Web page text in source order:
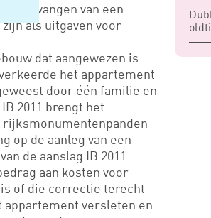
vervangen van een
als uitgaven voor
dat aangewezen is
het appartement
door één familie en
2011 brengt het
rijksmonumentenpanden
op de aanleg van een
de aanslag IB 2011
aan kosten voor
of die correctie terecht
appartement versleten en